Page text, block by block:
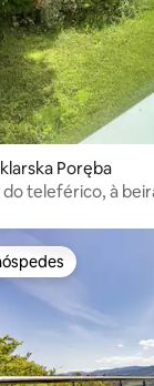
Poręba
teleférico, à
preferidos dos